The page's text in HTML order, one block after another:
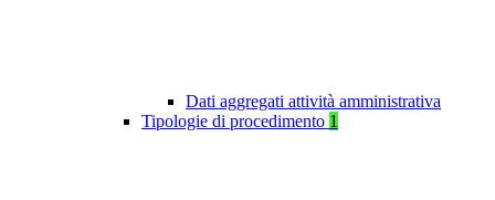
Dati aggregati attività amministrativa
Tipologie di procedimento 1